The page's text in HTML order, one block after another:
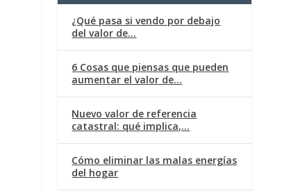
¿Qué pasa si vendo por debajo
del valor de…
6 Cosas que piensas que pueden
aumentar el valor de…
Nuevo valor de referencia
catastral: qué implica,…
Cómo eliminar las malas energías
del hogar